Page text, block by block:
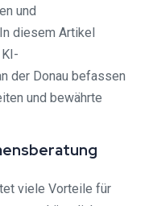
und
diesem Artikel
der Donau befassen
und bewährte
viele Vorteile für